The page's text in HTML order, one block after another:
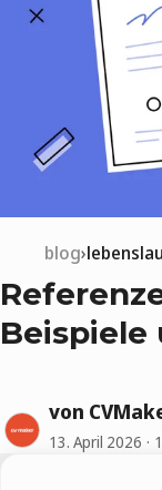
blog
Beispiele
von
13. April 2026